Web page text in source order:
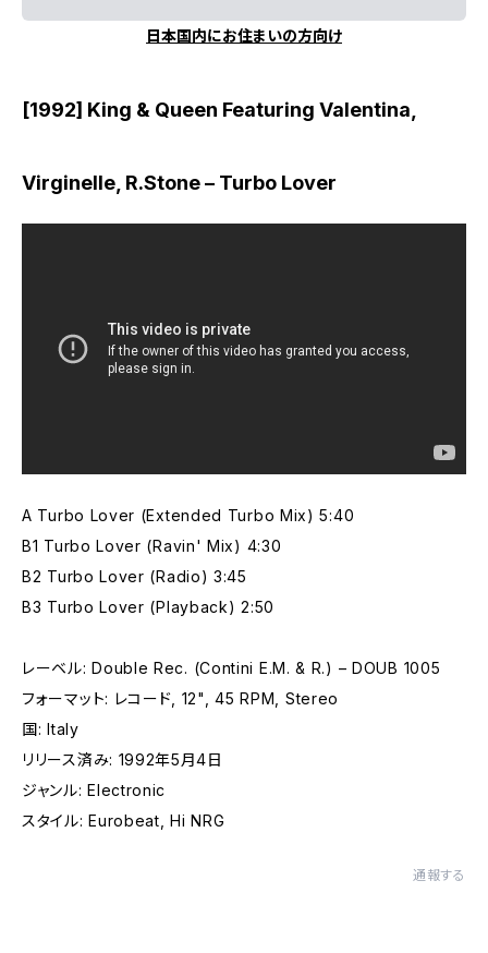
日本国内にお住まいの方向け
[1992] King & Queen Featuring Valentina,
Virginelle, R.Stone – Turbo Lover
A Turbo Lover (Extended Turbo Mix) 5:40
B1 Turbo Lover (Ravin' Mix) 4:30
B2 Turbo Lover (Radio) 3:45
B3 Turbo Lover (Playback) 2:50
レーベル: Double Rec. (Contini E.M. & R.) – DOUB 1005
フォーマット: レコード, 12", 45 RPM, Stereo
国: Italy
リリース済み: 1992年5月4日
ジャンル: Electronic
スタイル: Eurobeat, Hi NRG
通報する